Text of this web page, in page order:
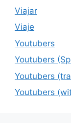
Viajar
Viaje
Youtubers
Youtubers
Youtubers
Youtubers